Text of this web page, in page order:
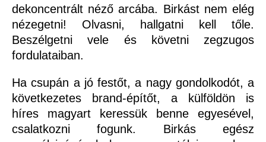
dekoncentrált néző arcába. Birkást nem elég
nézegetni! Olvasni, hallgatni kell tőle.
Beszélgetni vele és követni zegzugos
fordulataiban.
Ha csupán a jó festőt, a nagy gondolkodót, a
következetes brand-építőt, a külföldön is
híres magyart keressük benne egyesével,
csalatkozni fogunk. Birkás egész